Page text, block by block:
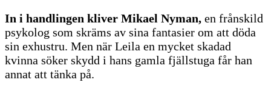
In i handlingen kliver Mikael Nyman, en frånskild
psykolog som skräms av sina fantasier om att döda
sin exhustru. Men när Leila en mycket skadad
kvinna söker skydd i hans gamla fjällstuga får han
annat att tänka på.